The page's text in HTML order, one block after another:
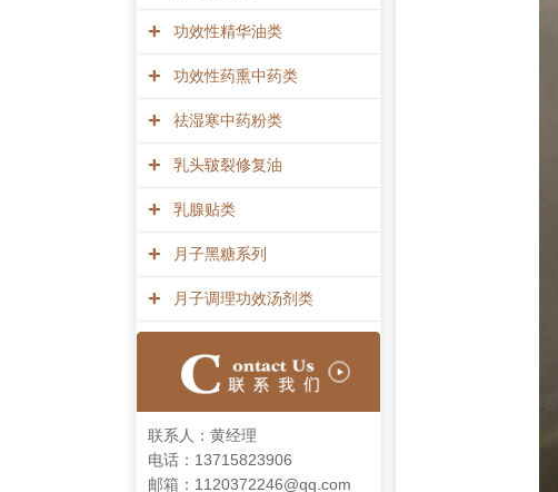
+ 功效性精华油类
+ 功效性药熏中药类
+ 祛湿寒中药粉类
+ 乳头皲裂修复油
+ 乳腺贴类
+ 月子黑糖系列
+ 月子调理功效汤剂类
联系人：黄经理
电话：13715823906
邮箱：1120372246@qq.com